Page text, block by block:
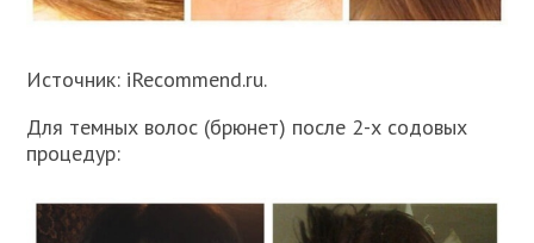
Источник: iRecommend.ru.
Для темных волос (брюнет) после 2-х содовых
процедур: